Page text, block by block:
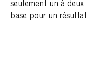
seulement un à
base pour un